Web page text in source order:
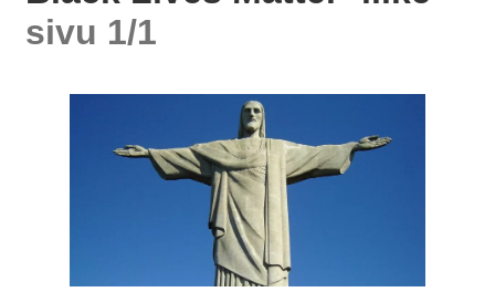
sivu 1/1